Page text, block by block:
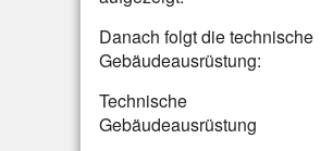
Danach folgt die technische
Gebäudeausrüstung:
Technische
Gebäudeausrüstung